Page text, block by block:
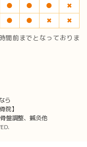
● ● ●
✖︎
● ● ✖︎
✖︎
間前までとなっておりま
ら
院】
盤調整、鍼灸他